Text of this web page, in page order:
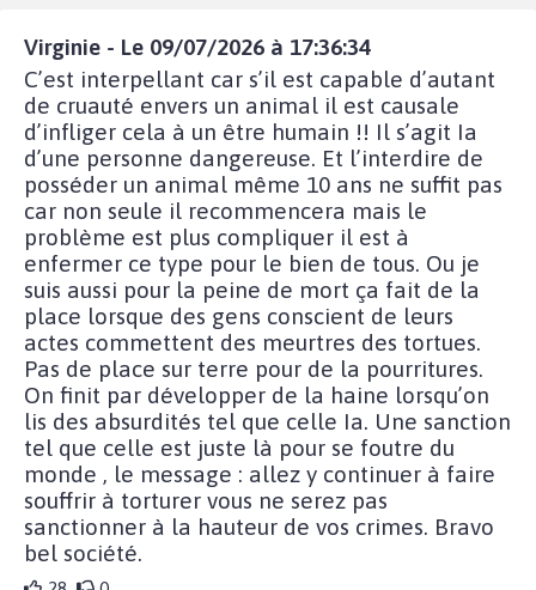
Virginie - Le 09/07/2026 à 17:36:34
C’est interpellant car s’il est capable d’autant
de cruauté envers un animal il est causale
d’infliger cela à un être humain !! Il s’agit Ia
d’une personne dangereuse. Et l’interdire de
posséder un animal même 10 ans ne suffit pas
car non seule il recommencera mais le
problème est plus compliquer il est à
enfermer ce type pour le bien de tous. Ou je
suis aussi pour la peine de mort ça fait de la
place lorsque des gens conscient de leurs
actes commettent des meurtres des tortues.
Pas de place sur terre pour de la pourritures.
On finit par développer de la haine lorsqu’on
lis des absurdités tel que celle Ia. Une sanction
tel que celle est juste là pour se foutre du
monde , le message : allez y continuer à faire
souffrir à torturer vous ne serez pas
sanctionner à la hauteur de vos crimes. Bravo
bel société.